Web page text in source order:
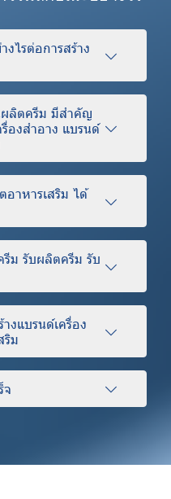
ไรต่อการสร้าง
ผลิตครีม มีสำคัญ
องสำอาง แบรนด์
อาหารเสริม ได้
ม รับผลิตครีม รับ
งแบรนด์เครื่อง
ริม
จ